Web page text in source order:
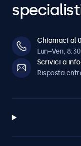
Chiamaci al
Lun–Ven,
Scrivici a
Risposta